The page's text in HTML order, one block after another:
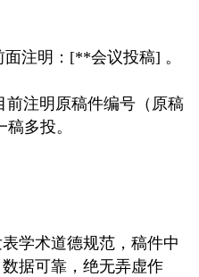
注明：[**会议投稿] 。
注明原稿件编号（原稿
多投。
学术道德规范，稿件中
据可靠，绝无弄虚作